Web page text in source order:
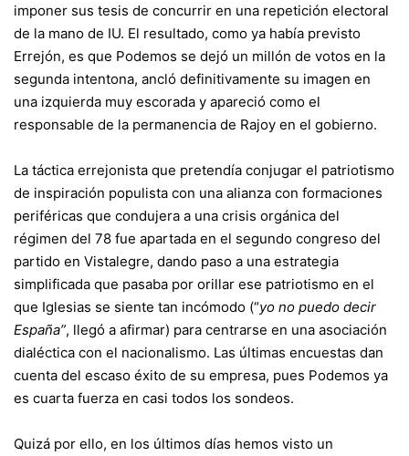
imponer sus tesis de concurrir en una repetición electoral
de la mano de IU. El resultado, como ya había previsto
Errejón, es que Podemos se dejó un millón de votos en la
segunda intentona, ancló definitivamente su imagen en
una izquierda muy escorada y apareció como el
responsable de la permanencia de Rajoy en el gobierno.
La táctica errejonista que pretendía conjugar el patriotismo
de inspiración populista con una alianza con formaciones
periféricas que condujera a una crisis orgánica del
régimen del 78 fue apartada en el segundo congreso del
partido en Vistalegre, dando paso a una estrategia
simplificada que pasaba por orillar ese patriotismo en el
que Iglesias se siente tan incómodo (“yo no puedo decir
España”, llegó a afirmar) para centrarse en una asociación
dialéctica con el nacionalismo. Las últimas encuestas dan
cuenta del escaso éxito de su empresa, pues Podemos ya
es cuarta fuerza en casi todos los sondeos.
Quizá por ello, en los últimos días hemos visto un